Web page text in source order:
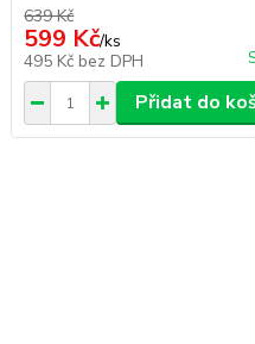
639 Kč
599 Kč/ks
495 Kč bez DPH
Přidat do